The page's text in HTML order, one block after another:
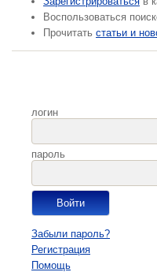
Воспользоваться
Прочитать статьи и
логин
пароль
Забыли пароль?
Регистрация
Помощь